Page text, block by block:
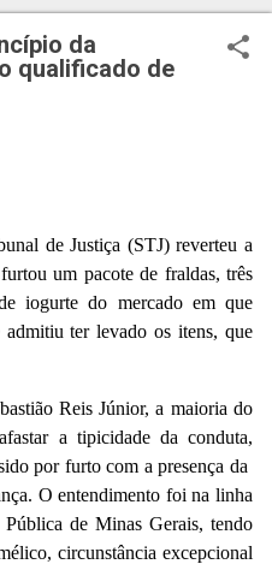
da
qualificado de
de Justiça (STJ) reverteu a
um pacote de fraldas, três
iogurte do mercado em que
admitiu ter levado os itens, que
Reis Júnior, a maioria do
a tipicidadeda conduta,
por furto com a presença da
O entendimento foi na linha
de Minas Gerais, tendo
circunstância excepcional